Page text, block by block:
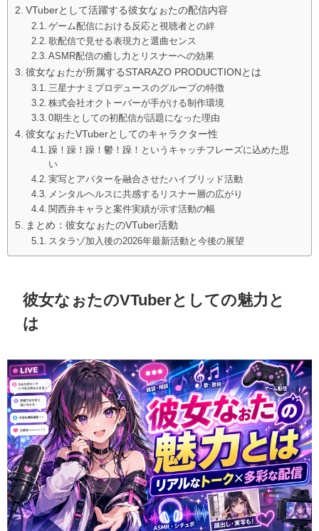
VTuberとして活躍する彼女なぉたの配信内容
ゲーム配信における反応と視聴者との絆
歌配信で見せる表現力と選曲センス
ASMR配信の癒し力とリスナーへの効果
彼女なぉたが所属するSTARAZO PRODUCTIONとは
三星ナナミプロデュースのグループの特徴
株式会社オクトーバーが手がける制作環境
0期生としての初配信が話題になった理由
彼女なぉたVTuberとしてのキャラクター性
躁！躁！躁！鬱！躁！というキャッチフレーズに込めた思
い
実写とアバターを融合させたハイブリッド活動
メンタルヘルスに共感するリスナー層の広がり
関西弁キャラと案件実績が示す活動の幅
まとめ：彼女なぉたのVTuber活動
スタラゾ加入後の2026年最新活動と今後の展望
彼女なぉたのVTuberとしての魅力と
は